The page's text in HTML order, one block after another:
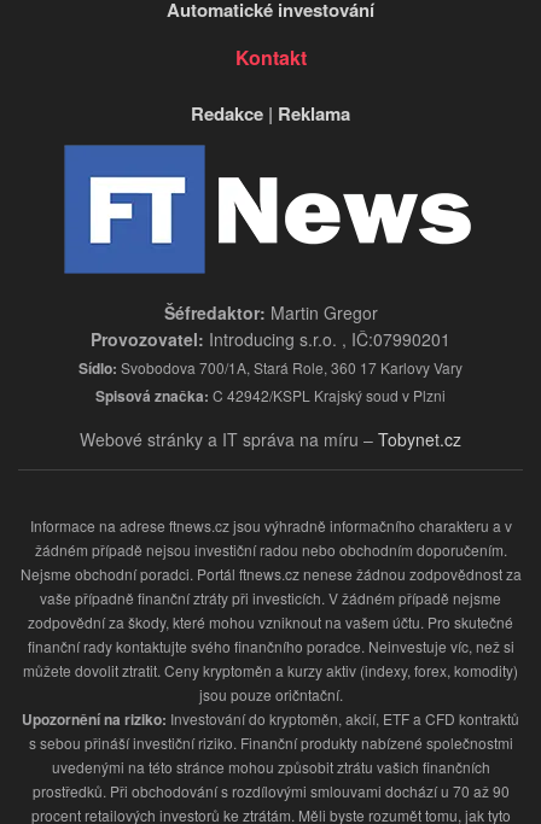
Automatické investování
Kontakt
Redakce | Reklama
Šéfredaktor: Martin Gregor
Provozovatel: Introducing s.r.o. , IČ:07990201
Sídlo: Svobodova 700/1A, Stará Role, 360 17 Karlovy Vary
Spisová značka: C 42942/KSPL Krajský soud v Plzni
Webové stránky a IT správa na míru – Tobynet.cz
Informace na adrese ftnews.cz jsou výhradně informačního charakteru a v
žádném případě nejsou investiční radou nebo obchodním doporučením.
Nejsme obchodní poradci. Portál ftnews.cz nenese žádnou zodpovědnost za
vaše případně finanční ztráty při investicích. V žádném případě nejsme
zodpovědní za škody, které mohou vzniknout na vašem účtu. Pro skutečné
finanční rady kontaktujte svého finančního poradce. Neinvestuje víc, než si
můžete dovolit ztratit. Ceny kryptoměn a kurzy aktiv (indexy, forex, komodity)
jsou pouze oričntační.
Upozornění na riziko: Investování do kryptoměn, akcií, ETF a CFD kontraktů
s sebou přináší investiční riziko. Finanční produkty nabízené společnostmi
uvedenými na této stránce mohou způsobit ztrátu vašich finančních
prostředků. Při obchodování s rozdílovými smlouvami dochází u 70 až 90
procent retailových investorů ke ztrátám. Měli byste rozumět tomu, jak tyto